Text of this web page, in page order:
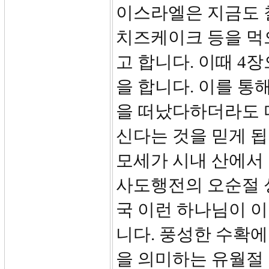
이스라엘은 지금도
치즈케이크 등을
고 합니다. 이때 4
을 합니다. 이를 통
을 떠났다하더라도
신다는 것을 믿게
모세가 시내 산에
사도행전의 오순절
국 이런 하나님이
니다. 풍성한 수확
을 의미하는 유월